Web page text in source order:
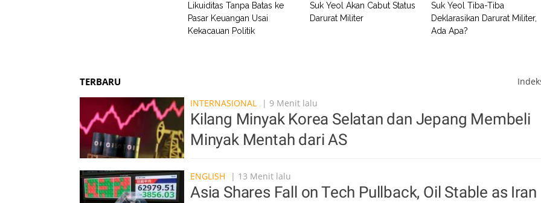
Likuiditas Tanpa Batas ke
Pasar Keuangan Usai
Kekacauan Politik
Suk Yeol Akan Cabut Status
Darurat Militer
Suk Yeol Tiba-Tiba
Deklarasikan Darurat Militer,
Ada Apa?
TERBARU
INTERNASIONAL
| 9 Menit lalu
Kilang Minyak Korea Selatan dan Jepang Membeli
Minyak Mentah dari AS
ENGLISH | 13 Menit lalu
Asia Shares Fall on Tech Pullback, Oil Stable as Iran